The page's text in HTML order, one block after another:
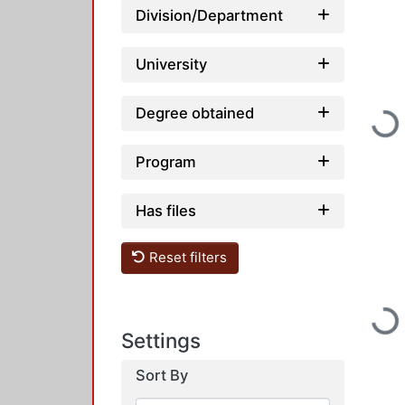
Division/Department
University
Degree obtained
Program
Has files
Reset filters
Settings
Sort By